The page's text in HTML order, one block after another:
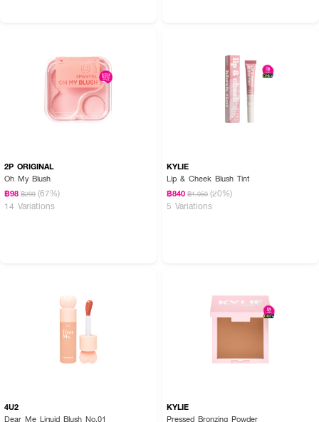
2P ORIGINAL
Oh My Blush
฿98 ฿299 (67%)
14 Variations
KYLIE
Lip & Cheek Blush Tint
฿840 ฿1,050 (20%)
5 Variations
4U2
Dear Me Liquid Blush No.01
KYLIE
Pressed Bronzing Powder